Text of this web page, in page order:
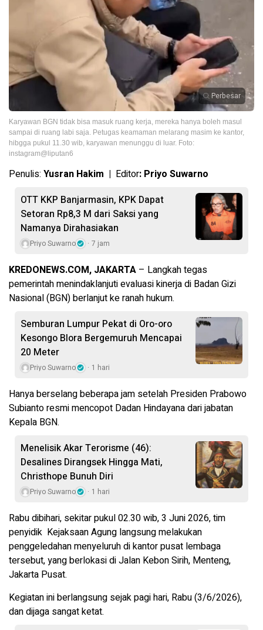
Perbesar
Karyawan BGN tidak bisa masuk ruang kerja, mereka hanya boleh masul
sampai di ruang labi saja. Petugas keamaman melarang masim ke kantor,
hibgga pukul 11.30 wib, karyawan menunggu di luar. Foto:
instagram@liputan6
Penulis: Yusran Hakim | Editor: Priyo Suwarno
OTT KKP Banjarmasin, KPK Dapat
Setoran Rp8,3 M dari Saksi yang
Namanya Dirahasiakan
Priyo Suwarno 7 jam
KREDONEWS.COM, JAKARTA – Langkah tegas
pemerintah menindaklanjuti evaluasi kinerja di Badan Gizi
Nasional (BGN) berlanjut ke ranah hukum.
Semburan Lumpur Pekat di Oro-oro
Kesongo Blora Bergemuruh Mencapai
20 Meter
Priyo Suwarno 1 hari
Hanya berselang beberapa jam setelah Presiden Prabowo
Subianto resmi mencopot Dadan Hindayana dari jabatan
Kepala BGN.
Menelisik Akar Terorisme (46):
Desalines Dirangsek Hingga Mati,
Christhope Bunuh Diri
Priyo Suwarno 1 hari
Rabu dibihari, sekitar pukul 02.30 wib, 3 Juni 2026, tim
penyidik Kejaksaan Agung langsung melakukan
penggeledahan menyeluruh di kantor pusat lembaga
tersebut, yang berlokasi di Jalan Kebon Sirih, Menteng,
Jakarta Pusat.
Kegiatan ini berlangsung sejak pagi hari, Rabu (3/6/2026),
dan dijaga sangat ketat.